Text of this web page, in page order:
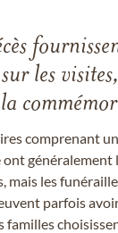
les
comprenant
généralement
mais les
parfois
familles